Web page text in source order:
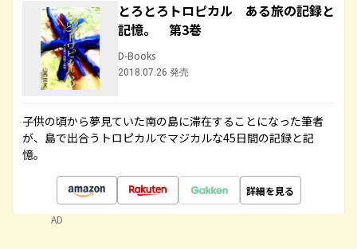
とろとろトロピカル ある旅の記録と
記憶。 第3巻
D-Books
2018.07.26 発売
子供の頃から夢見ていた南の島に滞在することになった筆者
が、島で出合うトロピカルでマジカルな45日間の記録と記
憶。
詳細を見る
AD